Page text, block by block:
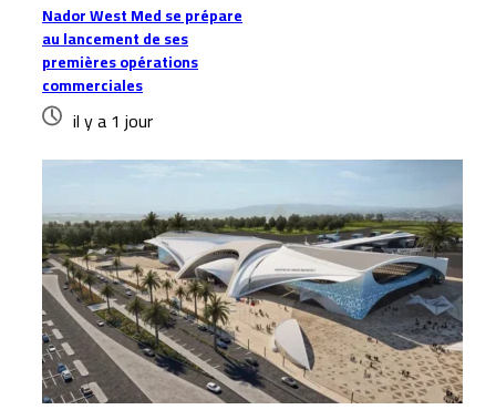
Nador West Med se prépare
au lancement de ses
premières opérations
commerciales
il y a 1 jour